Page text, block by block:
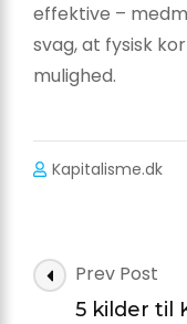
effektive –
svag, at fysisk
mulighed.
Kapitalisme.dk
Post
Navigation
Prev Post
5 kilder til